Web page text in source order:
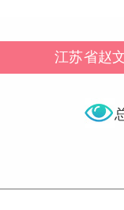
江苏省赵